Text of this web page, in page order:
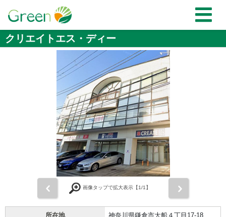
クリエイトエス・ディー
画像タップで拡大表示【1/1】
所在地 神奈川県鎌倉市大船４丁目17-18